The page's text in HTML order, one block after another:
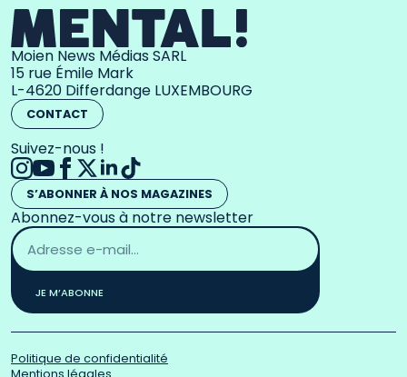
Moien News Médias SARL
15 rue Émile Mark
L-4620 Differdange LUXEMBOURG
CONTACT
Suivez-nous !
S’ABONNER À NOS MAGAZINES
Abonnez-vous à notre newsletter
Adresse
email
*
JE M’ABONNE
Politique de confidentialité
Mentions légales